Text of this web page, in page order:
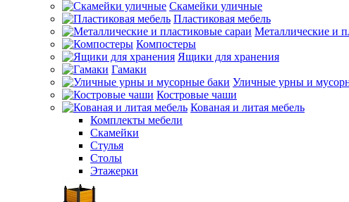
Скамейки уличные
Пластиковая мебель
Металлические и
Компостеры
Ящики для хранения
Гамаки
Уличные урны и
Костровые чаши
Кованая и литая мебель
Комплекты мебели
Скамейки
Стулья
Столы
Этажерки